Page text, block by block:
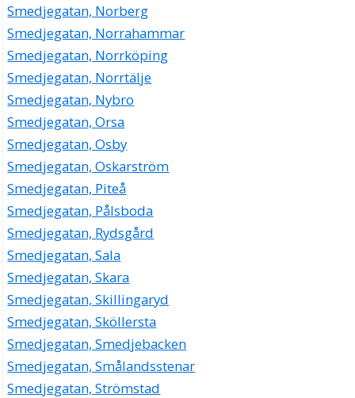
Smedjegatan, Norberg
Smedjegatan, Norrahammar
Smedjegatan, Norrköping
Smedjegatan, Norrtälje
Smedjegatan, Nybro
Smedjegatan, Orsa
Smedjegatan, Osby
Smedjegatan, Oskarström
Smedjegatan, Piteå
Smedjegatan, Pålsboda
Smedjegatan, Rydsgård
Smedjegatan, Sala
Smedjegatan, Skara
Smedjegatan, Skillingaryd
Smedjegatan, Sköllersta
Smedjegatan, Smedjebacken
Smedjegatan, Smålandsstenar
Smedjegatan, Strömstad